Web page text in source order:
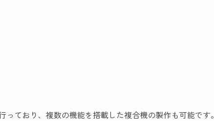
ており、複数の機能を搭載した複合機の製作も可能です。